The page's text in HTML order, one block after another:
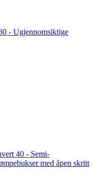
- Ugjennomsiktige
40 - Semi-
med åpen skritt